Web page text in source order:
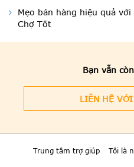
Mẹo bán hàng hiệu quả
Chợ Tốt
Bạn vẫn
LIÊN HỆ
Trung tâm trợ giúp Tôi là